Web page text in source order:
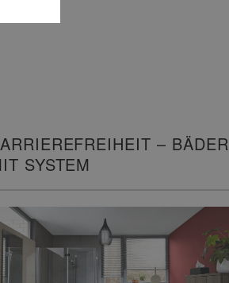
– BÄDER
SYSTEM